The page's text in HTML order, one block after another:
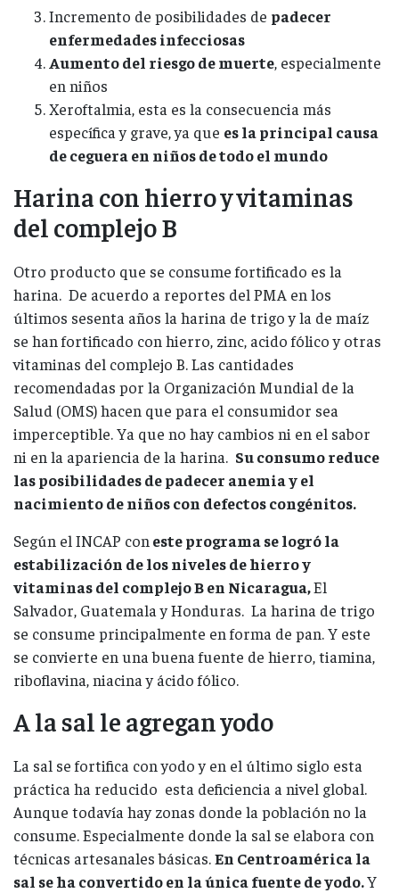
Incremento de posibilidades de padecer
enfermedades infecciosas
Aumento del riesgo de muerte, especialmente
en niños
Xeroftalmia, esta es la consecuencia más
específica y grave, ya que es la principal causa
de ceguera en niños de todo el mundo
Harina con hierro y vitaminas
del complejo B
Otro producto que se consume fortificado es la
harina. De acuerdo a reportes del PMA en los
últimos sesenta años la harina de trigo y la de maíz
se han fortificado con hierro, zinc, acido fólico y otras
vitaminas del complejo B. Las cantidades
recomendadas por la Organización Mundial de la
Salud (OMS) hacen que para el consumidor sea
imperceptible. Ya que no hay cambios ni en el sabor
ni en la apariencia de la harina. Su consumo reduce
las posibilidades de padecer anemia y el
nacimiento de niños con defectos congénitos.
Según el INCAP con este programa se logró la
estabilización de los niveles de hierro y
vitaminas del complejo B en Nicaragua,El
Salvador, Guatemala y Honduras. La harina de trigo
se consume principalmente en forma de pan. Y este
se convierte en una buena fuente de hierro, tiamina,
riboflavina, niacina y ácido fólico.
A la sal le agregan yodo
La sal se fortifica con yodo y en el último siglo esta
práctica ha reducido esta deficiencia a nivel global.
Aunque todavía hay zonas donde la población no la
consume. Especialmente donde la sal se elabora con
técnicas artesanales básicas.En Centroamérica la
sal se ha convertido en la única fuente de yodo.Y